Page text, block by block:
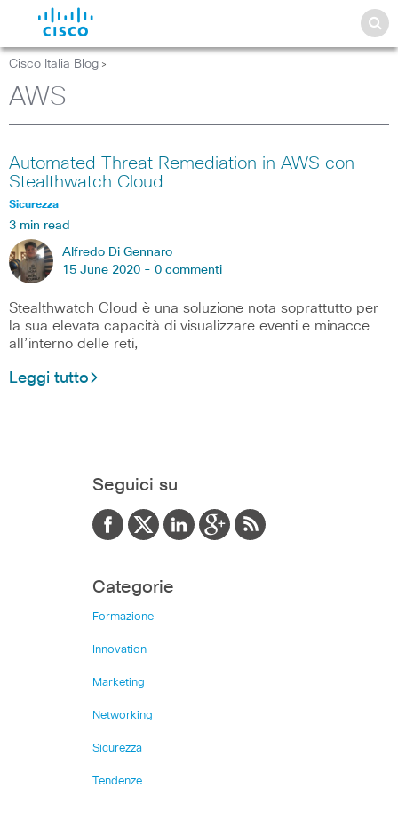
Cisco Italia Blog >
AWS
Automated Threat Remediation in AWS con
Stealthwatch Cloud
Sicurezza
3 min read
Alfredo Di Gennaro
15 June 2020 - 0 commenti
Stealthwatch Cloud è una soluzione nota soprattutto per
la sua elevata capacità di visualizzare eventi e minacce
all’interno delle reti,
Leggi tutto
Seguici su
Categorie
Formazione
Innovation
Marketing
Networking
Sicurezza
Tendenze